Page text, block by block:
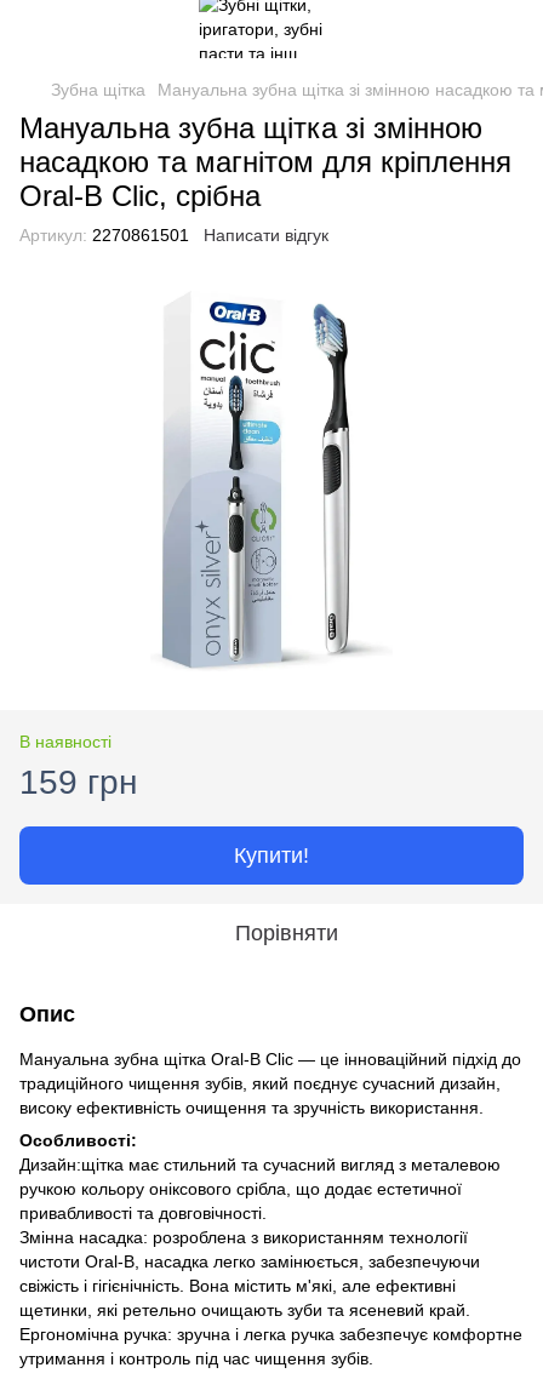
Зубна щітка Мануальна зубна щітка зі змінною насадкою
Мануальна зубна щітка зі змінною
насадкою та магнітом для кріплення
Oral-B Clic, срібна
Артикул: 2270861501 Написати відгук
В наявності
159 грн
Купити!
Порівняти
Опис
Мануальна зубна щітка Oral-B Clic — це інноваційний підхід до
традиційного чищення зубів, який поєднує сучасний дизайн,
високу ефективність очищення та зручність використання.
Особливості:
Дизайн:щітка має стильний та сучасний вигляд з металевою
ручкою кольору оніксового срібла, що додає естетичної
привабливості та довговічності.
Змінна насадка: розроблена з використанням технології
чистоти Oral-B, насадка легко замінюється, забезпечуючи
свіжість і гігієнічність. Вона містить м'які, але ефективні
щетинки, які ретельно очищають зуби та ясеневий край.
Ергономічна ручка: зручна і легка ручка забезпечує комфортне
утримання і контроль під час чищення зубів.